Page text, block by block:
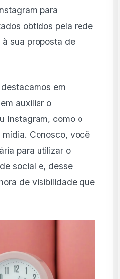
para
obtidos pela rede
sua proposta de
em
auxiliar o
Instagram, como o
Conosco, você
para utilizar o
social e, desse
de visibilidade que